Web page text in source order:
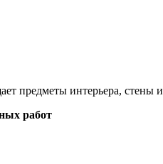
предметы интерьера, стены
работ